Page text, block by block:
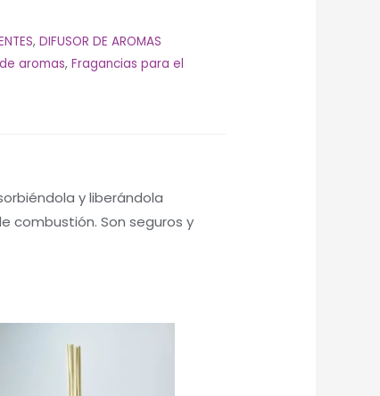
, DIFUSOR DE AROMAS
aromas, Fragancias para el
y liberándola
combustión. Son seguros y